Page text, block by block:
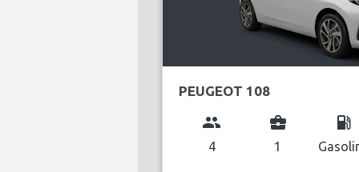
PEUGEOT 108
group
4
business_center
1
local_gas_station